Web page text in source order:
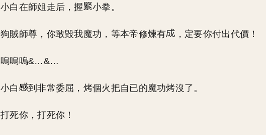
小白在師姐走后，握 小拳。
狗賊師尊，你敢毀我魔功，等本帝修煉有 ，定要你付出代價！
嗚嗚嗚&…&…
小白 到非常委屈，烤個火把自已的魔功烤沒了。
打死你，打死你！